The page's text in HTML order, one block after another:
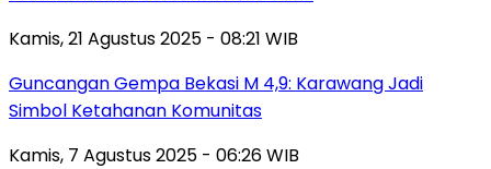
Kamis, 21 Agustus 2025 - 08:21 WIB
Guncangan Gempa Bekasi M 4,9: Karawang Jadi
Simbol Ketahanan Komunitas
Kamis, 7 Agustus 2025 - 06:26 WIB